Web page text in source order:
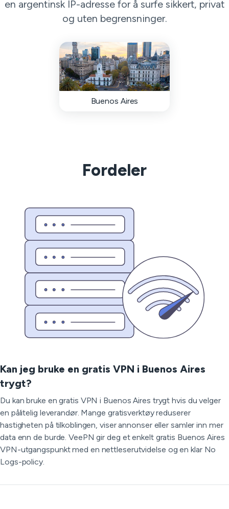
en argentinsk IP-adresse for å surfe sikkert, privat
og uten begrensninger.
Buenos Aires
Fordeler
Kan jeg bruke en gratis VPN i Buenos Aires
trygt?
Du kan bruke en gratis VPN i Buenos Aires trygt hvis du velger
en pålitelig leverandør. Mange gratisverktøy reduserer
hastigheten på tilkoblingen, viser annonser eller samler inn mer
data enn de burde. VeePN gir deg et enkelt gratis Buenos Aires
VPN-utgangspunkt med en nettleserutvidelse og en klar No
Logs-policy.